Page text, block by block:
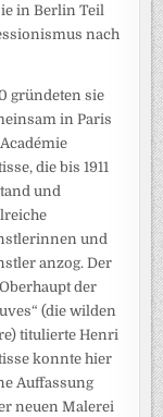
in Berlin Teil
nach
gründeten sie
in Paris
die bis 1911
und
und
anzog. Der
der
(die wilden
titulierte Henri
konnte hier
Auffassung
neuen Malerei